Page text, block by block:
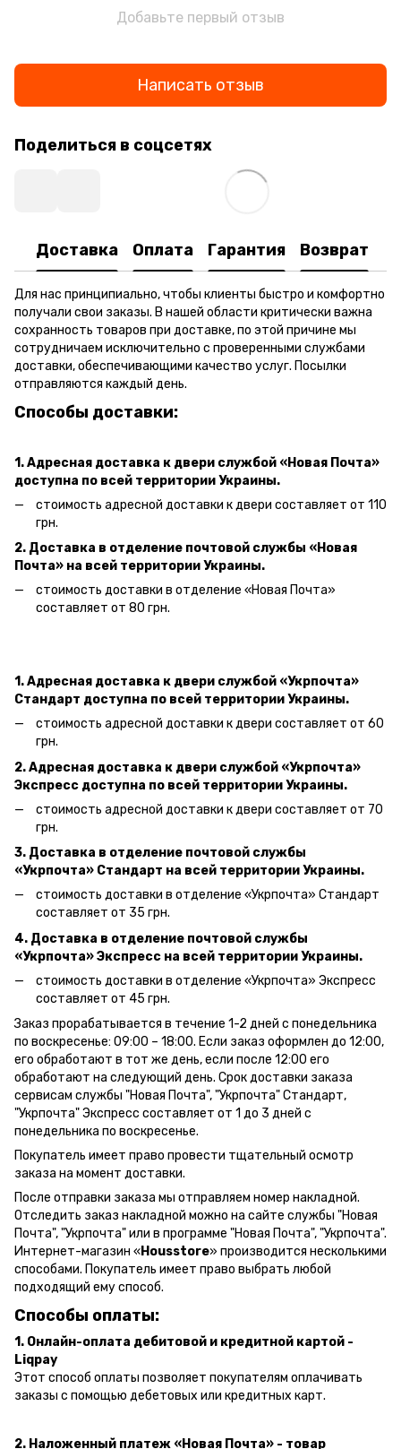
Добавьте первый отзыв
Написать отзыв
Поделиться в соцсетях
Доставка Оплата Гарантия Возврат
Для нас принципиально, чтобы клиенты быстро и комфортно
получали свои заказы. В нашей области критически важна
сохранность товаров при доставке, по этой причине мы
сотрудничаем исключительно с проверенными службами
доставки, обеспечивающими качество услуг. Посылки
отправляются каждый день.
Способы доставки:
1. Адресная доставка к двери службой «Новая Почта»
доступна по всей территории Украины.
стоимость адресной доставки к двери составляет от 110
грн.
2. Доставка в отделение почтовой службы «Новая
Почта» на всей территории Украины.
стоимость доставки в отделение «Новая Почта»
составляет от 80 грн.
1. Адресная доставка к двери службой «Укрпочта»
Стандарт доступна по всей территории Украины.
стоимость адресной доставки к двери составляет от 60
грн.
2. Адресная доставка к двери службой «Укрпочта»
Экспресс доступна по всей территории Украины.
стоимость адресной доставки к двери составляет от 70
грн.
3. Доставка в отделение почтовой службы
«Укрпочта» Стандарт на всей территории Украины.
стоимость доставки в отделение «Укрпочта» Стандарт
составляет от 35 грн.
4. Доставка в отделение почтовой службы
«Укрпочта» Экспресс на всей территории Украины.
стоимость доставки в отделение «Укрпочта» Экспресс
составляет от 45 грн.
Заказ прорабатывается в течение 1-2 дней с понедельника
по воскресенье: 09:00 – 18:00. Если заказ оформлен до 12:00,
его обработают в тот же день, если после 12:00 его
обработают на следующий день. Срок доставки заказа
сервисам службы "Новая Почта", "Укрпочта" Стандарт,
"Укрпочта" Экспресс составляет от 1 до 3 дней с
понедельника по воскресенье.
Покупатель имеет право провести тщательный осмотр
заказа на момент доставки.
После отправки заказа мы отправляем номер накладной.
Отследить заказ накладной можно на сайте службы "Новая
Почта", "Укрпочта" или в программе "Новая Почта", "Укрпочта".
Интернет-магазин «Housstore» производится несколькими
способами. Покупатель имеет право выбрать любой
подходящий ему способ.
Способы оплаты:
1. Онлайн-оплата дебитовой и кредитной картой -
Liqpay
Этот способ оплаты позволяет покупателям оплачивать
заказы с помощью дебетовых или кредитных карт.
2. Наложенный платеж «Новая Почта» - товар